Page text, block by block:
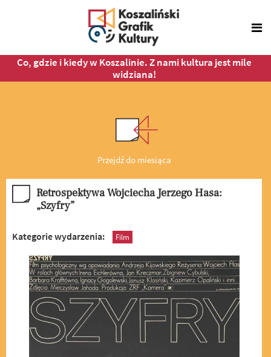
Co, gdzie i kiedy w Koszalinie. Z nami kultura jest mile
widziana!
Przejdź do miesiąca
Retrospektywa Wojciecha Jerzego Hasa:
„Szyfry”
Kategorie wydarzenia: Film